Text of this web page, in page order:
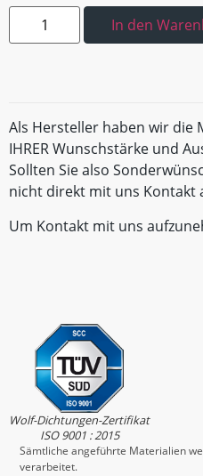
In den
Als Hersteller haben wir die
IHRER Wunschstärke und
Sollten Sie also
nicht direkt mit uns Kontakt
Um Kontakt mit uns
Wolf-Dichtungen-Zertifikat
ISO 9001 : 2015
Sämtliche angeführte Materialien
verarbeitet.